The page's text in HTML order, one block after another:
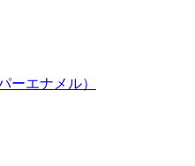
ーエナメル）